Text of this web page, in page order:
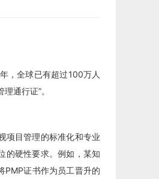
，全球已有超过100万人
通行证”。
项目管理的标准化和专业
的硬性要求。例如，某知
PMP证书作为员工晋升的